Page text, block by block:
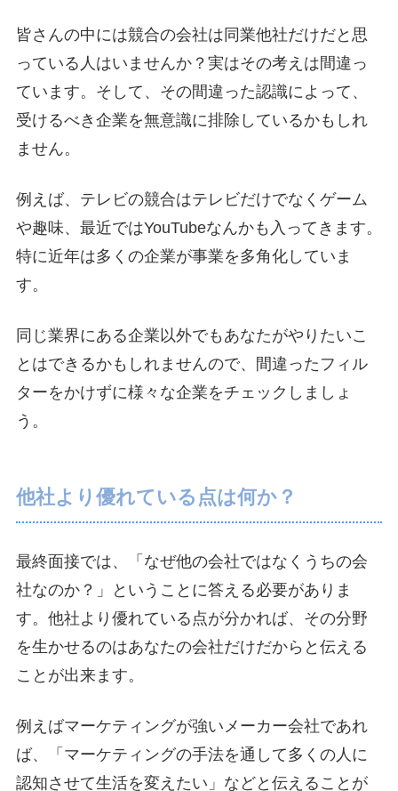
皆さんの中には競合の会社は同業他社だけだと思
っている人はいませんか？実はその考えは間違っ
ています。そして、その間違った認識によって、
受けるべき企業を無意識に排除しているかもしれ
ません。
例えば、テレビの競合はテレビだけでなくゲーム
や趣味、最近ではYouTubeなんかも入ってきます。
特に近年は多くの企業が事業を多角化していま
す。
同じ業界にある企業以外でもあなたがやりたいこ
とはできるかもしれませんので、間違ったフィル
ターをかけずに様々な企業をチェックしましょ
う。
他社より優れている点は何か？
最終面接では、「なぜ他の会社ではなくうちの会
社なのか？」ということに答える必要がありま
す。他社より優れている点が分かれば、その分野
を生かせるのはあなたの会社だけだからと伝える
ことが出来ます。
例えばマーケティングが強いメーカー会社であれ
ば、「マーケティングの手法を通して多くの人に
認知させて生活を変えたい」などと伝えることが